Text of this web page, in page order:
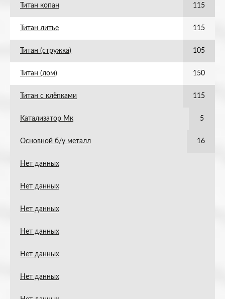
Титан копан 115
Титан литье 115
Титан (стружка) 105
Титан (лом) 150
Титан с клёпками 115
Катализатор Мк 5
Основной б/у металл 16
Нет данных
Нет данных
Нет данных
Нет данных
Нет данных
Нет данных